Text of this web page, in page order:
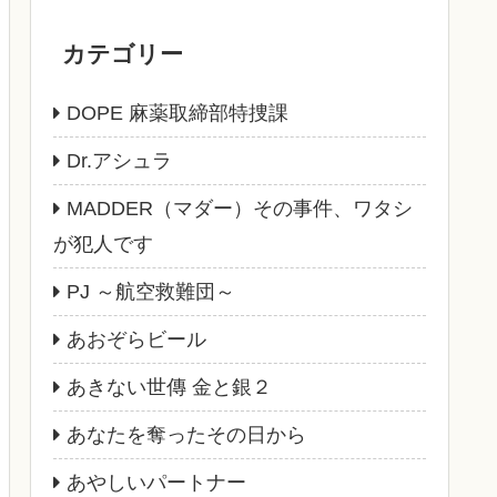
カテゴリー
DOPE 麻薬取締部特捜課
Dr.アシュラ
MADDER（マダー）その事件、ワタシ
が犯人です
PJ ～航空救難団～
あおぞらビール
あきない世傳 金と銀２
あなたを奪ったその日から
あやしいパートナー